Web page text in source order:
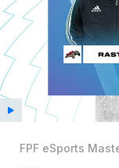
FPF eSports